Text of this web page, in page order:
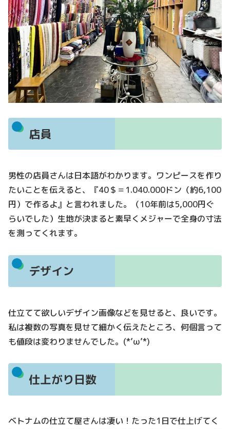
店員
男性の店員さんは日本語がわかります。ワンピースを作り
たいことを伝えると、『40＄＝1.040.000ドン（約6,100
円）で作るよ』と言われました。（10年前は5,000円ぐ
らいでした）生地が決まると素早くメジャーで全身の寸法
を測ってくれます。
デザイン
仕立てて欲しいデザイン画像などを見せると、良いです。
私は複数の写真を見せて細かく伝えたところ、何個言って
も値段は変わりませんでした。(*’ω’*)
仕上がり日数
ベトナムの仕立て屋さんは凄い！たった1日で仕上げてく